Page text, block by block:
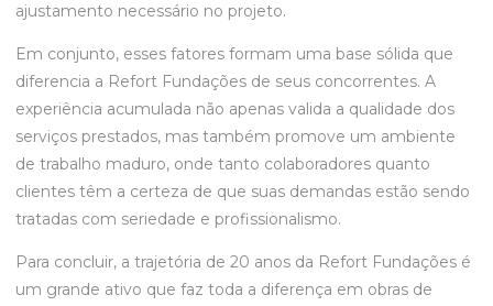
ajustamento necessário no projeto.
Em conjunto, esses fatores formam uma base sólida que
diferencia a Refort Fundações de seus concorrentes. A
experiência acumulada não apenas valida a qualidade dos
serviços prestados, mas também promove um ambiente
de trabalho maduro, onde tanto colaboradores quanto
clientes têm a certeza de que suas demandas estão sendo
tratadas com seriedade e profissionalismo.
Para concluir, a trajetória de 20 anos da Refort Fundações é
um grande ativo que faz toda a diferença em obras de